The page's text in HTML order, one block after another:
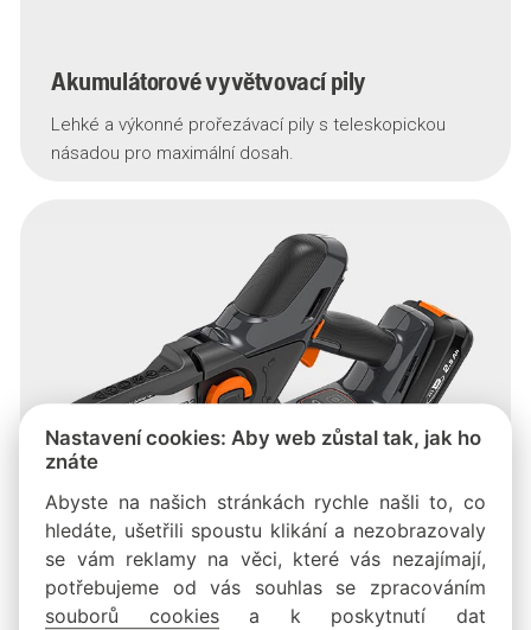
Akumulátorové vyvětvovací pily
Lehké a výkonné prořezávací pily s teleskopickou
násadou pro maximální dosah.
Akumulátorové prořezávací pily
Kompaktní akumulátorové prořezávací pily ideální pro
prořezávání stromů, odstraňování nežádoucích dřevin
a menší tesařské práce.
Nastavení cookies: Aby web zůstal tak, jak ho
znáte
Abyste na našich stránkách rychle našli to, co
hledáte, ušetřili spoustu klikání a nezobrazovaly
se vám reklamy na věci, které vás nezajímají,
potřebujeme od vás souhlas se zpracováním
souborů cookiesa k poskytnutí dat